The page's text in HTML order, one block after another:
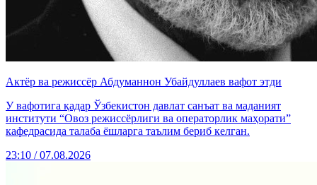
Актёр ва режиссёр Абдуманнон Убайдуллаев вафот этди
У вафотига қадар Ўзбекистон давлат санъат ва маданият
институти “Овоз режиссёрлиги ва операторлик маҳорати”
кафедрасида талаба ёшларга таълим бериб келган.
23:10 / 07.08.2026